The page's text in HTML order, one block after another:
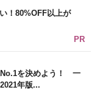
！80%OFF以上が
PR
No.1を決めよう！ 一
年版...